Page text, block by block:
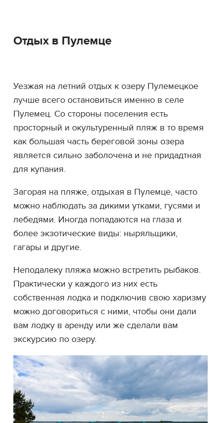
Отдых в Пулемце
Уезжая на летний отдых к озеру Пулемецкое
лучше всего остановиться именно в селе
Пулемец. Со стороны поселения есть
просторный и окультуренный пляж в то время
как большая часть береговой зоны озера
является сильно заболочена и не придадтная
для купания.
Загорая на пляже, отдыхая в Пулемце, часто
можно наблюдать за дикими утками, гусями и
лебедями. Иногда попадаются на глаза и
более экзотические виды: ныряльщики,
гагары и другие.
Неподалеку пляжа можно встретить рыбаков.
Практически у каждого из них есть
собственная лодка и подключив свою харизму
можно договориться с ними, чтобы они дали
вам лодку в аренду или же сделали вам
экскурсию по озеру.